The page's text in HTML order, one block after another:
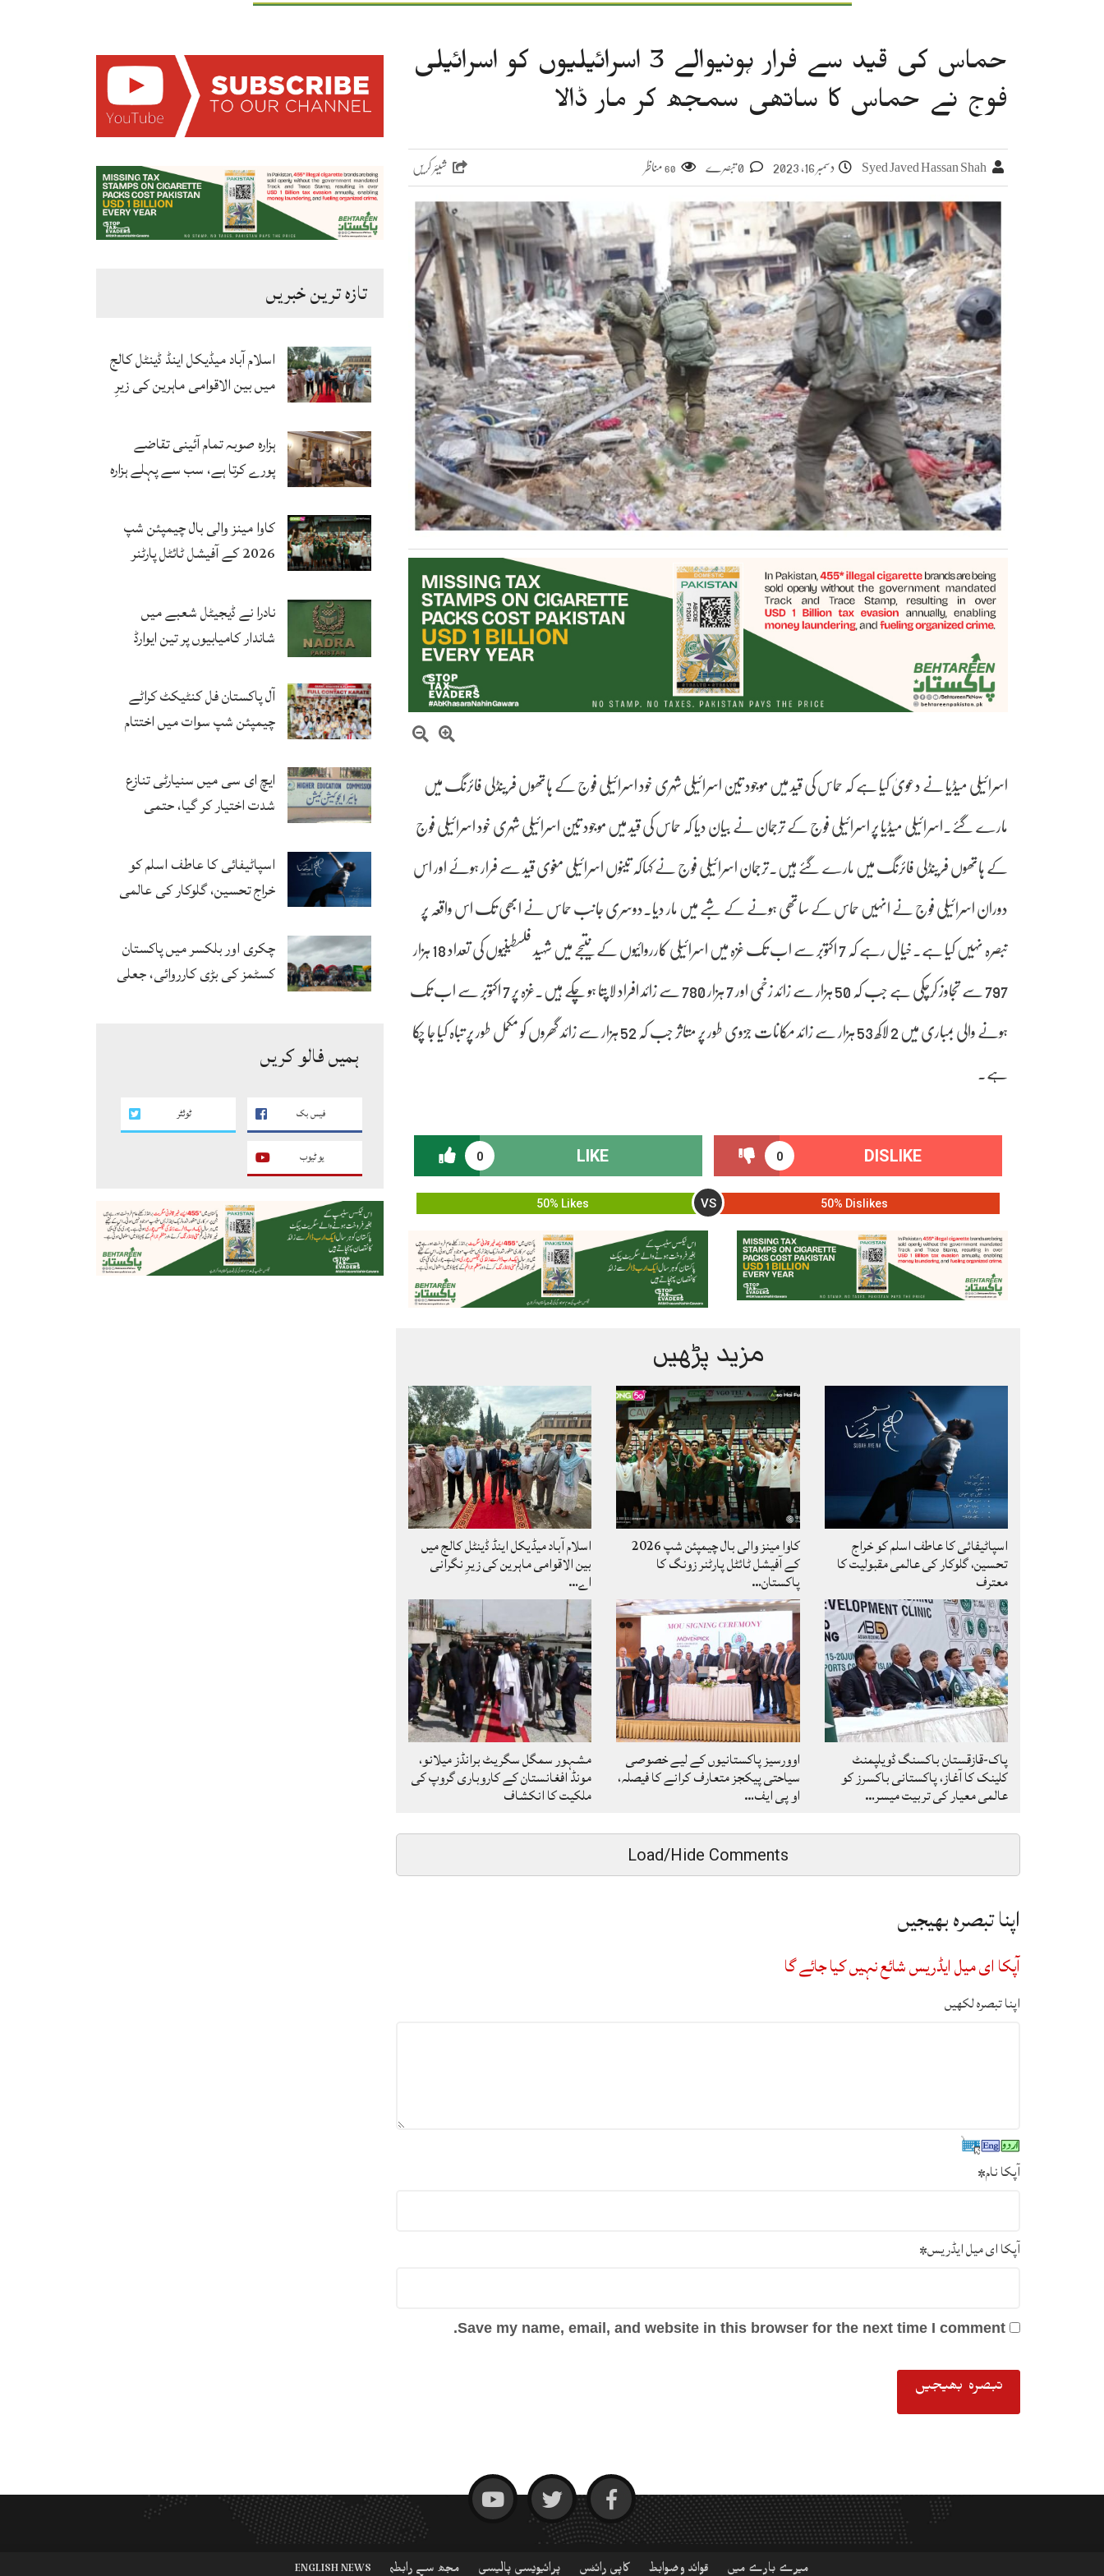
تازہ ترین خبریں
اسلام آباد میڈیکل اینڈ ڈینٹل کالج
میں بین الاقوامی ماہرین کی زیرِ
سرٹیفکیٹ پروگرام شروع
ہزارہ صوبہ تمام آئینی تقاضے
پورے کرتا ہے، سب سے پہلے ہزارہ
محمد یوسف
کاوا مینز والی بال چیمپئن شپ
2026 کے آفیشل ٹائٹل پارٹنر
فتح پر جشن
نادرا نے ڈیجیٹل شعبے میں
شاندار کامیابیوں پر تین ایوارڈ
آل پاکستان فل کنٹیکٹ کراٹے
چیمپئن شپ سوات میں اختتام
ایچ ای سی میں سنیارٹی تنازع
شدت اختیار کر گیا، حتمی
اسپاٹیفائی کا عاطف اسلم کو
خراج تحسین، گلوکار کی عالمی
چکری اور بلکسر میں پاکستان
کسٹمز کی بڑی کارروائی، جعلی
ہمیں فالو کریں
فیس بک ٹوئٹر
یو ٹیوب
حماس کی قید سے فرار ہونیوالے 3 اسرائیلیوں کو اسرائیلی
فوج نے حماس کا ساتھی سمجھ کر مار ڈالا
شیئر کریں Syed Javed Hassan Shah دسمبر 16, 2023 60 مناظر
اسرائیلی میڈیا نے دعویٰ کیا ہے کہ حماس کی قید میں موجود تین اسرائیلی شہری خود اسرائیلی فوج کے ہاتھوں فرینڈلی فائرنگ میں
مارے گئے۔اسرائیلی میڈیا پر اسرائیلی فوج کے ترجمان نے بیان دیا کہ حماس کی قید میں موجود تین اسرائیلی شہری خود اسرائیلی فوج
کے ہاتھوں فرینڈلی فائرنگ میں مارے گئے ہیں۔ترجمان اسرائیلی فوج نے کہاکہ تینوں اسرائیلی مغوی قید سے فرار ہوئے اور اس
دوران اسرائیلی فوج نے انہیں حماس کے ساتھی ہونے کے شبے میں مار دیا۔دوسری جانب حماس نے ابھی تک اس واقعہ پر
تبصرہ نہیں کیا ہے۔خیال رہے کہ 7 اکتوبر سے اب تک غزہ میں اسرائیلی کارروائیوں کے نتیجے میں شہید فلسطینیوں کی تعداد 18 ہزار
797 سے تجاوز کرچکی ہے جب کہ 50 ہزار سے زائد زخمی اور 7 ہزار 780 سے زائد افراد لاپتا ہو چکے ہیں۔غزہ پر 7 اکتوبر سے اب تک
ہونے والی بمباری میں 2 لاکھ 53 ہزار سے زائد مکانات جزوی طور پر متاثر جب کہ 52 ہزار سے زائد گھروں کو مکمل طور پر تباہ کیا جا چکا
ہے۔
0 LIKE 0 DISLIKE
50% Likes VS 50% Dislikes
مزید پڑھیں
اسلام آباد میڈیکل اینڈ ڈینٹل کالج میں
بین الاقوامی ماہرین کی زیرِ نگرانی
اے…
کاوا مینز والی بال چیمپئن شپ 2026
کے آفیشل ٹائٹل پارٹنر زونگ کا
پاکستان…
اسپاٹیفائی کا عاطف اسلم کو خراج
تحسین، گلوکار کی عالمی مقبولیت کا
معترف
مشہور سمگل سگریٹ برانڈز میلانو،
مونڈ افغانستان کے کاروباری گروپ کی
ملکیت کا انکشاف
اوورسیز پاکستانیوں کے لیے خصوصی
سیاحتی پیکجز متعارف کرانے کا فیصلہ،
او پی ایف…
پاک-قازقستان باکسنگ ڈویلپمنٹ
کلینک کا آغاز، پاکستانی باکسرز کو
عالمی معیار کی تربیت میسر…
Load/Hide Comments
اپنا تبصرہ بھیجیں
آپکا ای میل ایڈریس شائع نہیں کیا جائے گا
اپنا تبصرہ لکھیں
آپکا نام*
آپکا ای میل ایڈریس*
Save my name, email, and website in this browser for the next time I comment.
میرے بارے میں قوائد و ضوابط کاپی رائٹس پرائیویسی پالیسی مجھ سے رابطہ ENGLISH NEWS